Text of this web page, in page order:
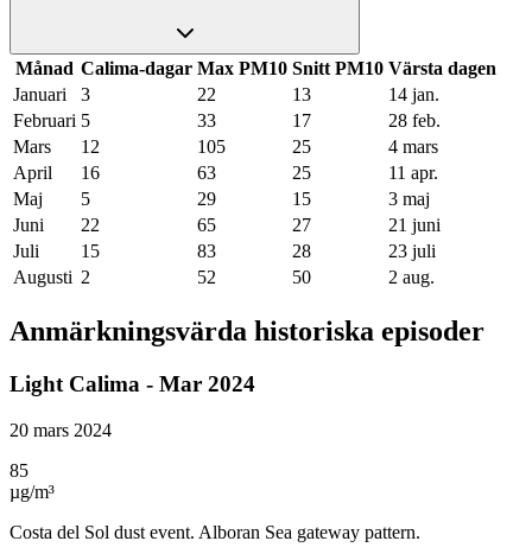
Månad Calima-dagar Max PM10 Snitt PM10 Värsta dagen
Januari
3 22 13
14 jan.
Februari 5 33 17
28 feb.
Mars
12 105 25
4 mars
April
16 63 25
11 apr.
Maj
5 29 15
3 maj
Juni
22 65 27
21 juni
Juli
15 83 28
23 juli
Augusti 2 52 50 2 aug.
Anmärkningsvärda historiska episoder
Light Calima - Mar 2024
20 mars 2024
85
µg/m³
Costa del Sol dust event. Alboran Sea gateway pattern.